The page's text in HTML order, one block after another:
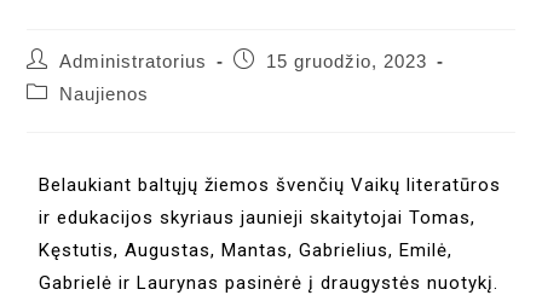
Administratorius
15 gruodžio, 2023
Naujienos
Belaukiant baltųjų žiemos švenčių Vaikų literatūros
ir edukacijos skyriaus jaunieji skaitytojai Tomas,
Kęstutis, Augustas, Mantas, Gabrielius, Emilė,
Gabrielė ir Laurynas pasinėrė į draugystės nuotykį.